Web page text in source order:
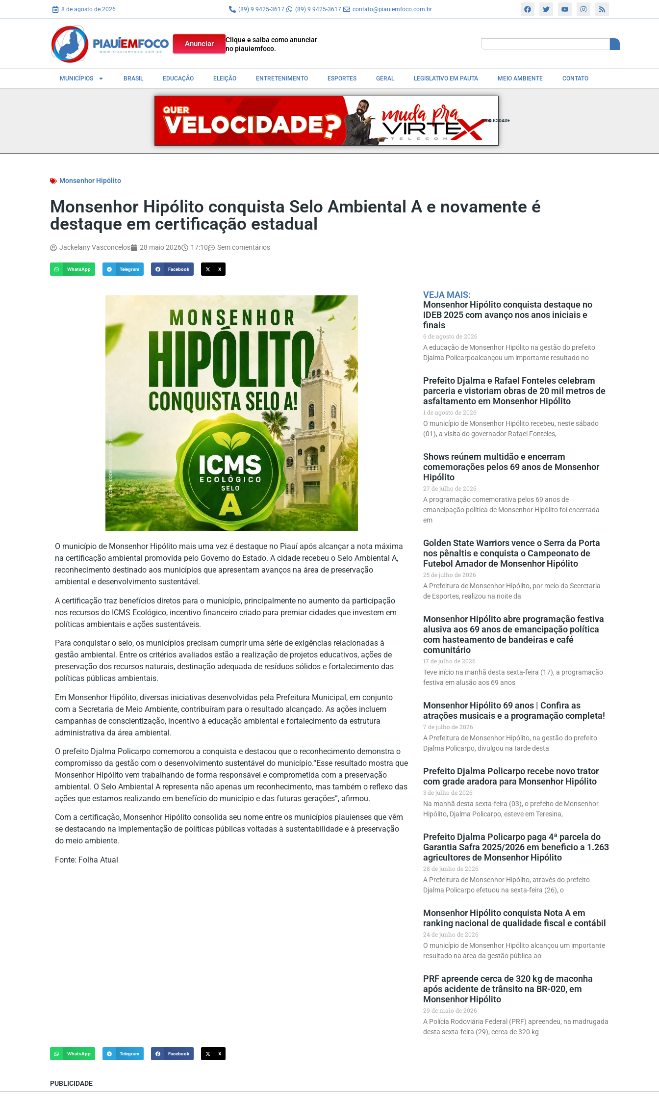
8 de agosto de 2026 (89) 9 9425-3617 (89) 9 9425-3617 contato@piauiemfoco.com.br
Anunciar
Clique e saiba como anunciar
no piauiemfoco.
MUNICÍPIOS BRASIL EDUCAÇÃO ELEIÇÃO ENTRETENIMENTO ESPORTES GERAL LEGISLATIVO EM PAUTA MEIO AMBIENTE CONTATO
PUBLICIDADE
Monsenhor Hipólito
Monsenhor Hipólito conquista Selo Ambiental A e novamente é
destaque em certificação estadual
Jackelany Vasconcelos 28 maio 2026 17:10 Sem comentários
WhatsApp Telegram Facebook X
O município de Monsenhor Hipólito mais uma vez é destaque no Piauí após alcançar a nota máxima
na certificação ambiental promovida pelo Governo do Estado. A cidade recebeu o Selo Ambiental A,
reconhecimento destinado aos municípios que apresentam avanços na área de preservação
ambiental e desenvolvimento sustentável.
A certificação traz benefícios diretos para o município, principalmente no aumento da participação
nos recursos do ICMS Ecológico, incentivo financeiro criado para premiar cidades que investem em
políticas ambientais e ações sustentáveis.
Para conquistar o selo, os municípios precisam cumprir uma série de exigências relacionadas à
gestão ambiental. Entre os critérios avaliados estão a realização de projetos educativos, ações de
preservação dos recursos naturais, destinação adequada de resíduos sólidos e fortalecimento das
políticas públicas ambientais.
Em Monsenhor Hipólito, diversas iniciativas desenvolvidas pela Prefeitura Municipal, em conjunto
com a Secretaria de Meio Ambiente, contribuíram para o resultado alcançado. As ações incluem
campanhas de conscientização, incentivo à educação ambiental e fortalecimento da estrutura
administrativa da área ambiental.
O prefeito Djalma Policarpo comemorou a conquista e destacou que o reconhecimento demonstra o
compromisso da gestão com o desenvolvimento sustentável do município.“Esse resultado mostra que
Monsenhor Hipólito vem trabalhando de forma responsável e comprometida com a preservação
ambiental. O Selo Ambiental A representa não apenas um reconhecimento, mas também o reflexo das
ações que estamos realizando em benefício do município e das futuras gerações”, afirmou.
Com a certificação, Monsenhor Hipólito consolida seu nome entre os municípios piauienses que vêm
se destacando na implementação de políticas públicas voltadas à sustentabilidade e à preservação
do meio ambiente.
Fonte: Folha Atual
VEJA MAIS:
Monsenhor Hipólito conquista destaque no
IDEB 2025 com avanço nos anos iniciais e
finais
6 de agosto de 2026
A educação de Monsenhor Hipólito na gestão do prefeito
Djalma Policarpoalcançou um importante resultado no
Prefeito Djalma e Rafael Fonteles celebram
parceria e vistoriam obras de 20 mil metros de
asfaltamento em Monsenhor Hipólito
1 de agosto de 2026
O município de Monsenhor Hipólito recebeu, neste sábado
(01), a visita do governador Rafael Fonteles,
Shows reúnem multidão e encerram
comemorações pelos 69 anos de Monsenhor
Hipólito
27 de julho de 2026
A programação comemorativa pelos 69 anos de
emancipação política de Monsenhor Hipólito foi encerrada
em
Golden State Warriors vence o Serra da Porta
nos pênaltis e conquista o Campeonato de
Futebol Amador de Monsenhor Hipólito
25 de julho de 2026
A Prefeitura de Monsenhor Hipólito, por meio da Secretaria
de Esportes, realizou na noite da
Monsenhor Hipólito abre programação festiva
alusiva aos 69 anos de emancipação política
com hasteamento de bandeiras e café
comunitário
17 de julho de 2026
Teve início na manhã desta sexta-feira (17), a programação
festiva em alusão aos 69 anos
Monsenhor Hipólito 69 anos | Confira as
atrações musicais e a programação completa!
7 de julho de 2026
A Prefeitura de Monsenhor Hipólito, na gestão do prefeito
Djalma Policarpo, divulgou na tarde desta
Prefeito Djalma Policarpo recebe novo trator
com grade aradora para Monsenhor Hipólito
3 de julho de 2026
Na manhã desta sexta-feira (03), o prefeito de Monsenhor
Hipólito, Djalma Policarpo, esteve em Teresina,
Prefeito Djalma Policarpo paga 4ª parcela do
Garantia Safra 2025/2026 em beneficio a 1.263
agricultores de Monsenhor Hipólito
28 de junho de 2026
A Prefeitura de Monsenhor Hipólito, através do prefeito
Djalma Policarpo efetuou na sexta-feira (26), o
Monsenhor Hipólito conquista Nota A em
ranking nacional de qualidade fiscal e contábil
24 de junho de 2026
O município de Monsenhor Hipólito alcançou um importante
resultado na área da gestão pública ao
PRF apreende cerca de 320 kg de maconha
após acidente de trânsito na BR-020, em
Monsenhor Hipólito
29 de maio de 2026
A Polícia Rodoviária Federal (PRF) apreendeu, na madrugada
desta sexta-feira (29), cerca de 320 kg
WhatsApp Telegram Facebook X
PUBLICIDADE